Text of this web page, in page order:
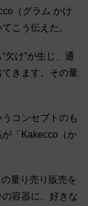
（グラム かけ
こう伝えた。
欠け”が生じ、通
きます。その量
コンセプトのも
「Kakecco（か
量り売り販売を
容器に、好きな